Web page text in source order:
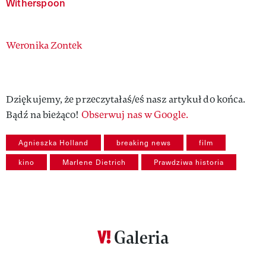
Authors
Weronika Zontek
Dziękujemy, że przeczytałaś/eś nasz artykuł do końca.
Bądź na bieżąco! Obserwuj nas w Google.
Agnieszka Holland breaking news film
kino Marlene Dietrich Prawdziwa historia
Galeria